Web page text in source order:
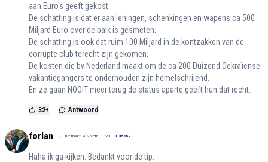
aan Euro's geeft gekost.
De schatting is dat er aan leningen, schenkingen en wapens ca 500
Miljard Euro over de balk is gesmeten.
De schatting is ook dat ruim 100 Miljard in de kontzakken van de
corrupte club terecht zijn gekomen.
De kosten die bv Nederland maakt om de ca 200 Duizend Oekraïense
vakantiegangers te onderhouden zijn hemelschrijend.
En ze gaan NOOIT meer terug de status aparte geeft hun dat recht.
32+ Antwoord
forlan 02 maart 2025 om 10:23 + 35852
Haha ik ga kijken. Bedankt voor de tip.